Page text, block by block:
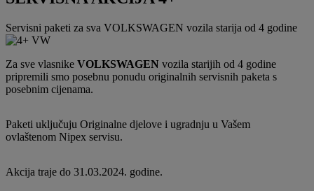
Servisni paketi za sva VOLKSWAGEN vozila starija od 4 godine
Za sve vlasnike VOLKSWAGEN vozila starijih od 4 godine
pripremili smo posebnu ponudu originalnih servisnih paketa s
posebnim cijenama.
Paketi uključuju Originalne djelove i ugradnju u Vašem
ovlaštenom Nipex servisu.
Akcija traje do 31.03.2024. godine.